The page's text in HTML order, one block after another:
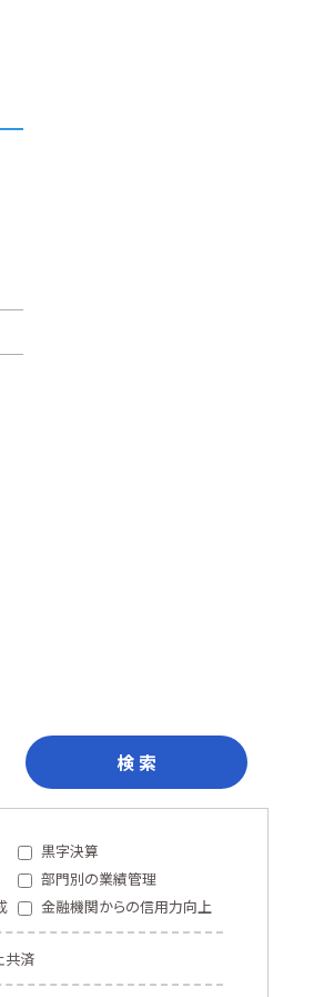
検 索
黒字決算
部門別の業績管理
金融機関からの信用力向上
共済